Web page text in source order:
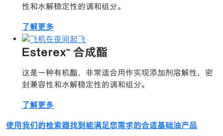
性和水解稳定性的调和组分。
了解更多
Esterex™ 合成酯
这是一种有机酯，非常适合用作实现添加剂溶解性、密
封兼容性和水解稳定性的调和组分。
了解更多
使用我们的检索器找到能满足您需求的合适基础油产品